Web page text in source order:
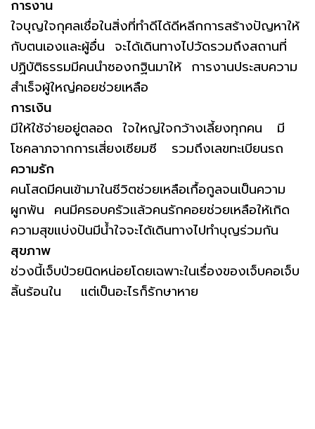
การงาน
ใจบุญใจกุศลเชื่อในสิ่งที่ทำดีได้ดีหลีกการสร้างปัญหาให้
กับตนเองและผู้อื่น จะได้เดินทางไปวัดรวมถึงสถานที่
ปฏิบัติธรรมมีคนนำซองกฐินมาให้ การงานประสบความ
สำเร็จผู้ใหญ่คอยช่วยเหลือ
การเงิน
มีให้ใช้จ่ายอยู่ตลอด ใจใหญ่ใจกว้างเลี้ยงทุกคน มี
โชคลาภจากการเสี่ยงเซียมซี รวมถึงเลขทะเบียนรถ
ความรัก
คนโสดมีคนเข้ามาในชีวิตช่วยเหลือเกื้อกูลจนเป็นความ
ผูกพัน คนมีครอบครัวแล้วคนรักคอยช่วยเหลือให้เกิด
ความสุขแบ่งปันมีน้ำใจจะได้เดินทางไปทำบุญร่วมกัน
สุขภาพ
ช่วงนี้เจ็บป่วยนิดหน่อยโดยเฉพาะในเรื่องของเจ็บคอเจ็บ
ลิ้นร้อนใน แต่เป็นอะไรก็รักษาหาย